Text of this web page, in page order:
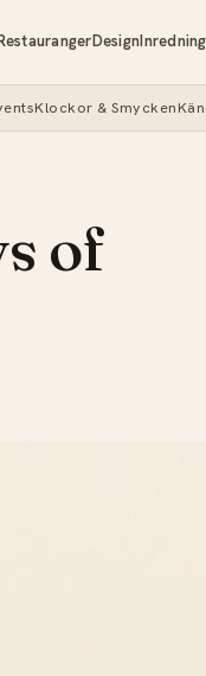
DesignInredning
Klockor & Smycken
of